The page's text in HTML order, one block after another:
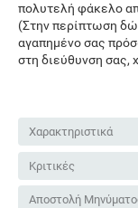
πολυτελή φάκελο
(Στην περίπτωση
αγαπημένο σας
στη διεύθυνση σας,
Χαρακτηριστικά
Κριτικές
Αποστολή